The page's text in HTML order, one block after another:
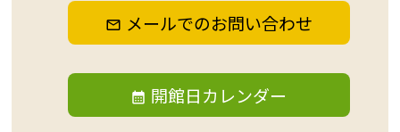
メールでのお問い合わせ
開館日カレンダー